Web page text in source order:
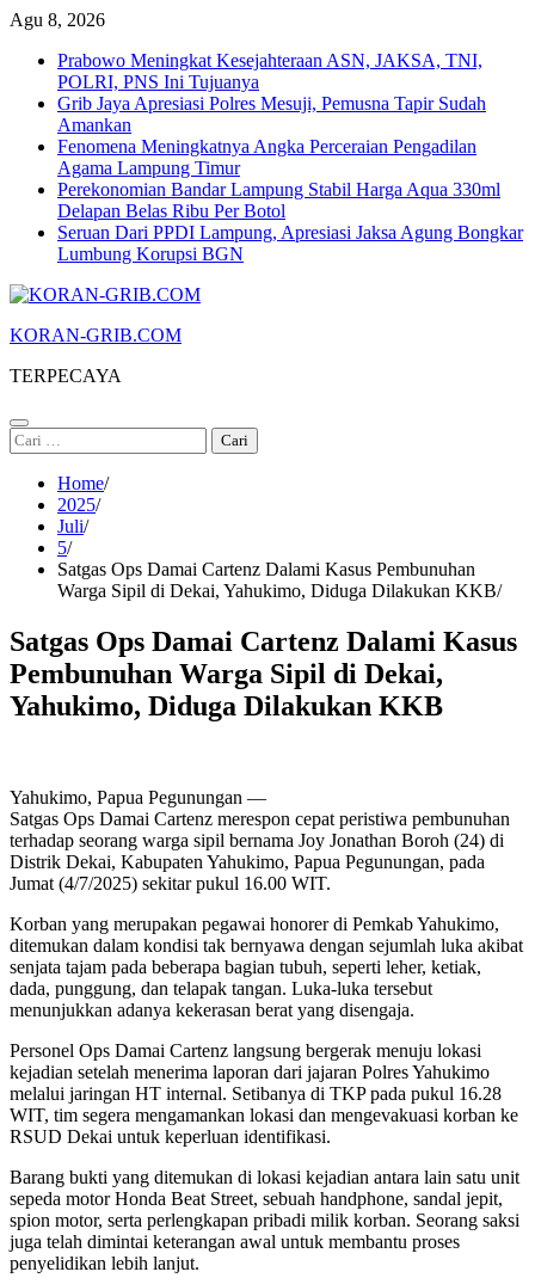
Skip
content
Agu 8, 2026
Prabowo Meningkat Kesejahteraan ASN, JAKSA, TNI,
POLRI, PNS Ini Tujuanya
Grib Jaya Apresiasi Polres Mesuji, Pemusna Tapir Sudah
Amankan
Fenomena Meningkatnya Angka Perceraian Pengadilan
Agama Lampung Timur
Perekonomian Bandar Lampung Stabil Harga Aqua 330ml
Delapan Belas Ribu Per Botol
Seruan Dari PPDI Lampung, Apresiasi Jaksa Agung Bongkar
Lumbung Korupsi BGN
KORAN-GRIB.COM
TERPECAYA
Cari
untuk:
Home
2025
Juli
5
Satgas Ops Damai Cartenz Dalami Kasus Pembunuhan
Warga Sipil di Dekai, Yahukimo, Diduga Dilakukan KKB
Satgas Ops Damai Cartenz Dalami Kasus
Pembunuhan Warga Sipil di Dekai,
Yahukimo, Diduga Dilakukan KKB
Yahukimo, Papua Pegunungan —
Satgas Ops Damai Cartenz merespon cepat peristiwa pembunuhan
terhadap seorang warga sipil bernama Joy Jonathan Boroh (24) di
Distrik Dekai, Kabupaten Yahukimo, Papua Pegunungan, pada
Jumat (4/7/2025) sekitar pukul 16.00 WIT.
Korban yang merupakan pegawai honorer di Pemkab Yahukimo,
ditemukan dalam kondisi tak bernyawa dengan sejumlah luka akibat
senjata tajam pada beberapa bagian tubuh, seperti leher, ketiak,
dada, punggung, dan telapak tangan. Luka-luka tersebut
menunjukkan adanya kekerasan berat yang disengaja.
Personel Ops Damai Cartenz langsung bergerak menuju lokasi
kejadian setelah menerima laporan dari jajaran Polres Yahukimo
melalui jaringan HT internal. Setibanya di TKP pada pukul 16.28
WIT, tim segera mengamankan lokasi dan mengevakuasi korban ke
RSUD Dekai untuk keperluan identifikasi.
Barang bukti yang ditemukan di lokasi kejadian antara lain satu unit
sepeda motor Honda Beat Street, sebuah handphone, sandal jepit,
spion motor, serta perlengkapan pribadi milik korban. Seorang saksi
juga telah dimintai keterangan awal untuk membantu proses
penyelidikan lebih lanjut.